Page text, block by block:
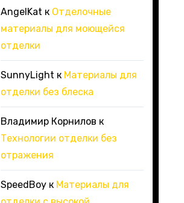
AngelKat к Отделочные
материалы для моющейся
отделки
SunnyLight к Материалы для
отделки без блеска
Владимир Корнилов к
Технологии отделки без
отражения
SpeedBoyк Материалы для